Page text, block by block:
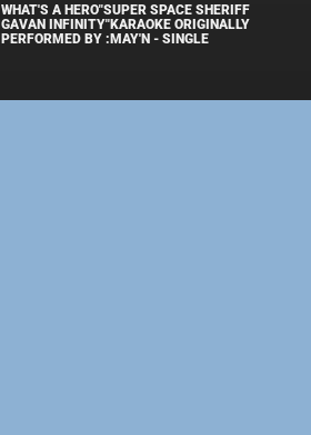
WHAT'S A HERO"SUPER SPACE SHERIFF
GAVAN INFINITY"KARAOKE ORIGINALLY
PERFORMED BY :MAY'N - SINGLE